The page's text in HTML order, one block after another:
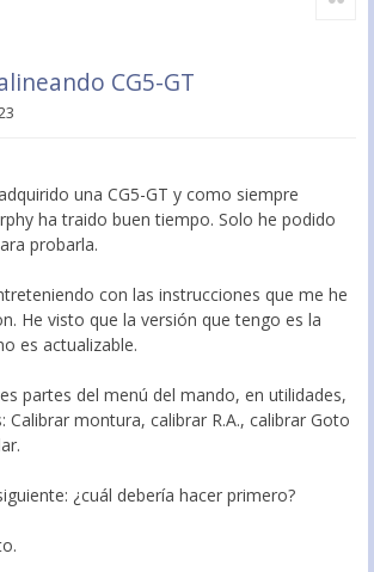
CG5-GT
una CG5-GT y como siempre
ha traido buen tiempo. Solo he podido
probarla.
con las instrucciones que me he
He visto que la versión que tengo es la
es actualizable.
partes del menú del mando, en utilidades,
Calibrar montura, calibrar R.A., calibrar Goto
¿cuál debería hacer primero?